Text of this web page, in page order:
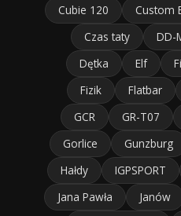
Cubie 120
Custom
Czas taty
DD-
Dętka
Elf
Fizik
Flatbar
GCR
GR-T07
Gorlice
Gunzburg
Hałdy
IGPSPORT
Jana Pawła
Janów